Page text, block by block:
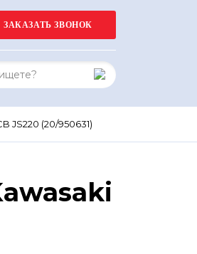
JS220 (20/950631)